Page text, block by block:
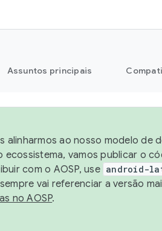
Assuntos principais
alinharmos ao nosso modelo
ecossistema, vamos publicar o
com o AOSP, use android-
sempre vai referenciar a versão
no AOSP.